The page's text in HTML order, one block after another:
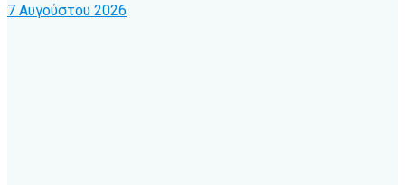
7 Αυγούστου 2026